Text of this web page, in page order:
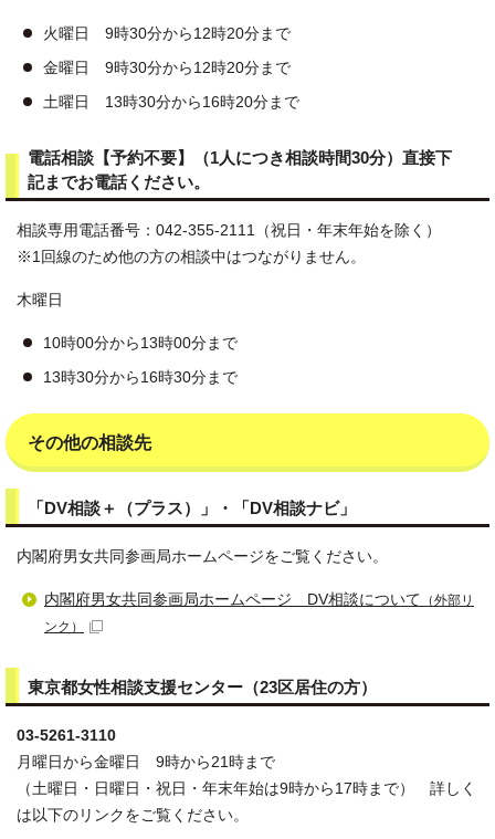
火曜日 9時30分から12時20分まで
金曜日 9時30分から12時20分まで
土曜日 13時30分から16時20分まで
電話相談【予約不要】（1人につき相談時間30分）直接下
記までお電話ください。
相談専用電話番号：042-355-2111（祝日・年末年始を除く）
※1回線のため他の方の相談中はつながりません。
木曜日
10時00分から13時00分まで
13時30分から16時30分まで
その他の相談先
「DV相談＋（プラス）」・「DV相談ナビ」
内閣府男女共同参画局ホームページをご覧ください。
内閣府男女共同参画局ホームページ DV相談について （外部リ
ンク）
東京都女性相談支援センター（23区居住の方）
03-5261-3110
月曜日から金曜日 9時から21時まで
（土曜日・日曜日・祝日・年末年始は9時から17時まで） 詳しく
は以下のリンクをご覧ください。